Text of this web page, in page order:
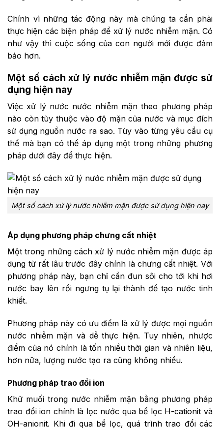
Chính vì những tác động này mà chúng ta cần phải
thực hiện các biện pháp để xử lý nước nhiễm mặn. Có
như vậy thì cuộc sống của con người mới được đảm
bảo hơn.
Một số cách xử lý nước nhiễm mặn được sử
dụng hiện nay
Việc xử lý nước nước nhiễm mặn theo phương pháp
nào còn tùy thuộc vào độ mặn của nước và mục đích
sử dụng nguồn nước ra sao. Tùy vào từng yêu cầu cụ
thể mà bạn có thể áp dụng một trong những phương
pháp dưới đây để thực hiện.
Một số cách xử lý nước nhiễm mặn được sử dụng hiện nay
Áp dụng phương pháp chưng cất nhiệt
Một trong những cách xử lý nước nhiễm mặn được áp
dụng từ rất lâu trước đây chính là chưng cất nhiệt. Với
phương pháp này, bạn chỉ cần đun sôi cho tới khi hơi
nước bay lên rồi ngưng tụ lại thành để tạo nước tinh
khiết.
Phương pháp này có ưu điểm là xử lý được mọi nguồn
nước nhiễm mặn và dễ thực hiện. Tuy nhiên, nhược
điểm của nó chính là tốn nhiều thời gian và nhiên liệu,
hơn nữa, lượng nước tạo ra cũng không nhiều.
Phương pháp trao đổi ion
Khử muối trong nước nhiễm mặn bằng phương pháp
trao đổi ion chính là lọc nước qua bể lọc H-cationit và
OH-anionit. Khi đi qua bể lọc, quá trình trao đổi các